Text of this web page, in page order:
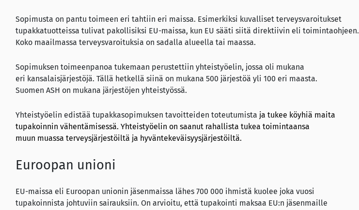
Sopimusta on pantu toimeen eri tahtiin eri maissa. Esimerkiksi kuvalliset terveysvaroitukset
tupakkatuotteissa tulivat pakollisiksi EU-maissa, kun EU sääti siitä direktiivin eli toimintaohjeen.
Koko maailmassa terveysvaroituksia on sadalla alueella tai maassa.
Sopimuksen toimeenpanoa tukemaan perustettiin yhteistyöelin, jossa oli mukana
eri kansalaisjärjestöjä. Tällä hetkellä siinä on mukana 500 järjestöä yli 100 eri maasta.
Suomen ASH on mukana järjestöjen yhteistyössä.
Yhteistyöelin edistää tupakkasopimuksen tavoitteiden toteutumista ja tukee köyhiä maita
tupakoinnin vähentämisessä. Yhteistyöelin on saanut rahallista tukea toimintaansa
muun muassa terveysjärjestöiltä ja hyväntekeväisyysjärjestöiltä.
Euroopan unioni
EU-maissa eli Euroopan unionin jäsenmaissa lähes 700 000 ihmistä kuolee joka vuosi
tupakoinnista johtuviin sairauksiin. On arvioitu, että tupakointi maksaa EU:n jäsenmaille